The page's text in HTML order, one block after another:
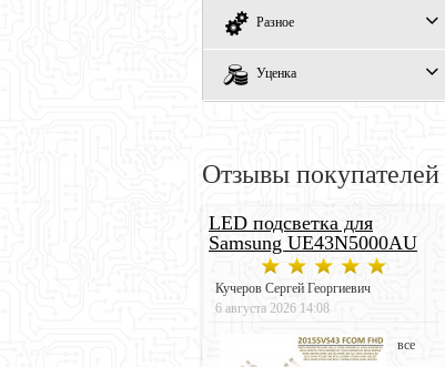
Разное
Уценка
Отзывы покупателей
LED подсветка для
Samsung UE43N5000AU
Кучеров Сергей Георгиевич
6 августа 2026 14:08
все